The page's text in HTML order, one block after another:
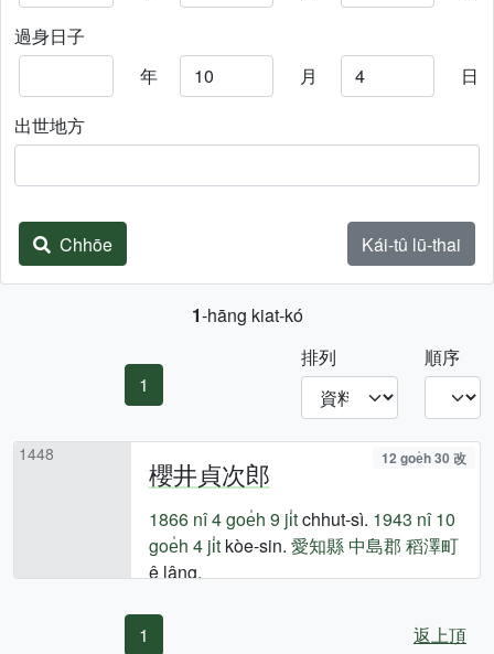
過身日子
年
月
日
出世地方
Chhōe Kái-tû lū-thai
1-hāng kiat-kó
1
排列 順序
1448
櫻井貞次郎 12 goe̍h 30 改
1866 nî4 goe̍h 9 ji̍tchhut-sì. 1943 nî 10
goe̍h 4 ji̍tkòe-sin. 愛知縣中島郡 稻澤町
ê lâng.
1 返上頂